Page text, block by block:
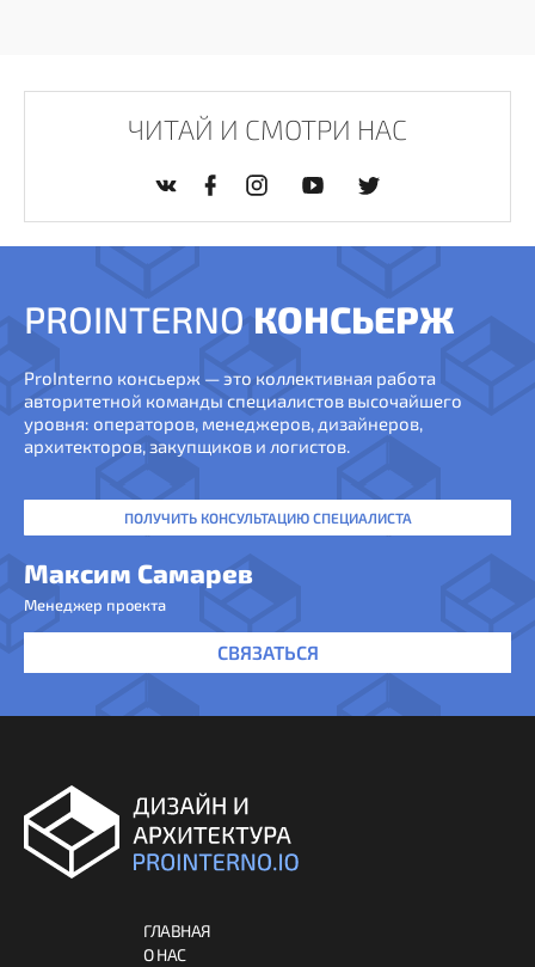
ЧИТАЙ И СМОТРИ НАС
PROINTERNO КОНСЬЕРЖ
ProInterno консьерж — это коллективная работа
авторитетной команды специалистов высочайшего
уровня: операторов, менеджеров, дизайнеров,
архитекторов, закупщиков и логистов.
ПОЛУЧИТЬ КОНСУЛЬТАЦИЮ СПЕЦИАЛИСТА
Максим Самарев
Менеджер проекта
СВЯЗАТЬСЯ
ГЛАВНАЯ
О НАС